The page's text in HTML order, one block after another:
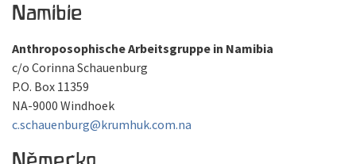
Namibie
Anthroposophische Arbeitsgruppe in Namibia
c/o Corinna Schauenburg
P.O. Box 11359
NA-9000 Windhoek
c.schauenburg@krumhuk.com.na